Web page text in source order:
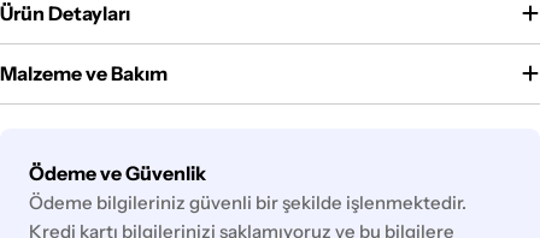
Ürün Detayları
Malzeme ve Bakım
Ödeme ve Güvenlik
Ödeme
yöntemleri
Ödeme bilgileriniz güvenli bir şekilde işlenmektedir.
Kredi kartı bilgilerinizi saklamıyoruz ve bu bilgilere